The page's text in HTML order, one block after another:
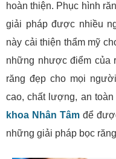
hoàn thiện. Phục hình
giải pháp được nhiều
này cải thiện thẩm mỹ
những nhược điểm của
răng đẹp cho mọi
cao, chất lượng, an
khoa Nhân Tâmđể
những giải pháp bọc